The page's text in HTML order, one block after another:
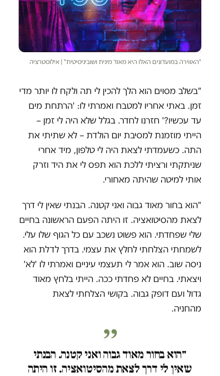
"האווירה במועדונים האלו היא מאוד מינית ושוביניסיטית" | אילוסטרציה
"בשלב מסוים הוא הלך להכין לי תה ולקח לו יותר מדי
זמן. באתי אחריו למטבח ואמרתי לו: 'הרתחת מים
עד עכשיו?' חזרנו לחדר. בגלל שלא היה לי זמן –
הייתי מוזמנת למסיבת יום הולדת – לא שתיתי את
התה. כשעמדתי לצאת היה לי טלפון, מיד אחרי
שניתקתי ורציתי ללכת הוא תפס לי את היד וזרק
אותי למיטה שהיתה מאחורי.
"הוא בחור מאוד גבוה ואני קטנה. הבנתי שאין לי דרך
לצאת מהסיטואציה. זו היתה הפעם הראשונה בחיים
שלי שפחדתי. הוא פשוט נשכב עם כל הגוף שלו עלי.
לשמחתי הצלחתי לחלץ את עצמי. בדרך לדלת הוא
ניסה שוב. הוא אמר לי תעצמי עיניים ואמרתי לו 'לא'
ויצאתי. בחיים לא פחדתי ככה. הייתי בלחץ מאוד
גדול ועם דופק גבוה. בקושי הצלחתי לצאת
מהחניה.
"הוא בחור מאוד גבוה ואני קטנה. הבנתי
שאין לי דרך לצאת מהסיטואציה. זו היתה